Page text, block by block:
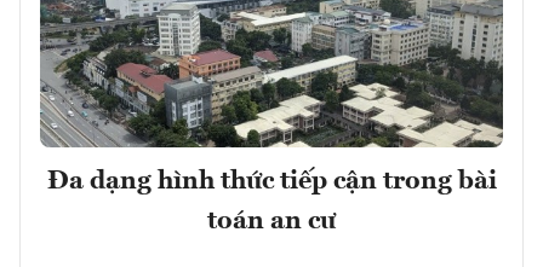
Đa dạng hình thức tiếp cận trong bài
toán an cư